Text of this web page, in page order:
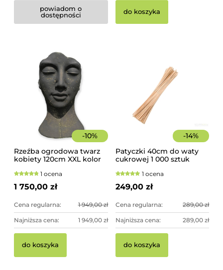
powiadom o
dostępności
do koszyka
-10%
Rzeźba ogrodowa twarz
kobiety 120cm XXL kolor
betonowa - imponująca
dekoracja ogrodowa
1 ocena
1 750,00 zł
Cena regularna: 1 949,00 zł
Najniższa cena: 1 949,00 zł
do koszyka
-14%
Patyczki 40cm do waty
cukrowej 1 000 sztuk
1 ocena
249,00 zł
Cena regularna: 289,00 zł
Najniższa cena: 289,00 zł
do koszyka